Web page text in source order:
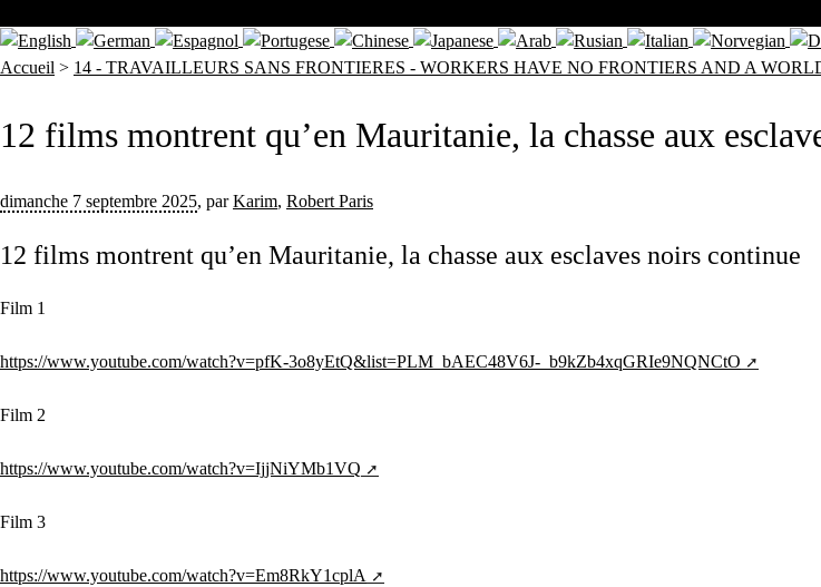
Accueil > 14 - TRAVAILLEURS SANS FRONTIERES - WORKERS HAVE NO FRONTIERS AND A
12 films montrent qu’en Mauritanie, la chasse aux
dimanche 7 septembre 2025, parKarim, Robert Paris
12 films montrent qu’en Mauritanie, la chasse aux esclaves noirs continue
Film 1
https://www.youtube.com/watch?v=pfK-3o8yEtQ&list=PLM_bAEC48V6J-_b9kZb4xqGRIe9NQNCtO
Film 2
https://www.youtube.com/watch?v=IjjNiYMb1VQ
Film 3
https://www.youtube.com/watch?v=Em8RkY1cplA